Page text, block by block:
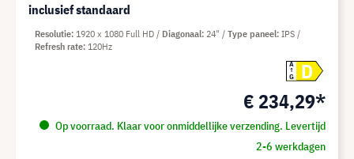
inclusief standaard
A
G
D
€ 234,29*
Op voorraad. Klaar voor onmiddellijke verzending. Levertijd
2-6 werkdagen
Resolutie 1920 x 1080 Full HD Diagonaal 24" Type paneel IPS
Refresh rate 120Hz